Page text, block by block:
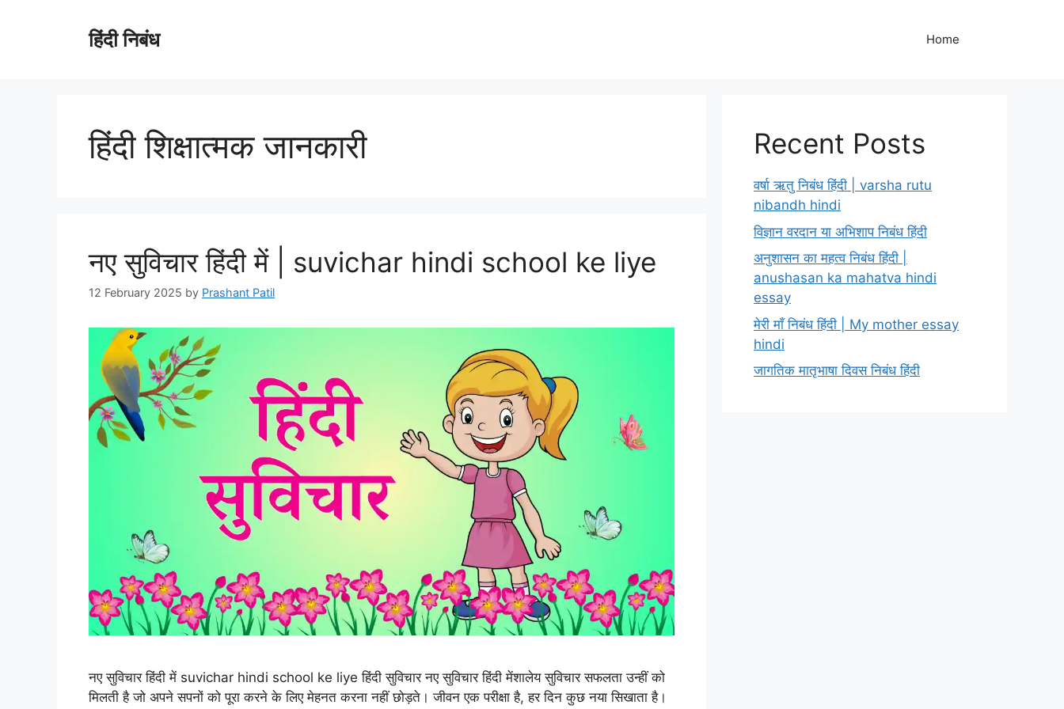
हिंदी निबंध Home
हिंदी शिक्षात्मक जानकारी
नए सुविचार हिंदी में | suvichar hindi school ke liye
12 February 2025 by Prashant Patil
नए सुविचार हिंदी में suvichar hindi school ke liye हिंदी सुविचार नए सुविचार हिंदी मेंशालेय सुविचार सफलता उन्हीं को
मिलती है जो अपने सपनों को पूरा करने के लिए मेहनत करना नहीं छोड़ते। जीवन एक परीक्षा है, हर दिन कुछ नया सिखाता है।
Recent Posts
वर्षा ऋतु निबंध हिंदी | varsha rutu
nibandh hindi
विज्ञान वरदान या अभिशाप निबंध हिंदी
अनुशासन का महत्व निबंध हिंदी |
anushasan ka mahatva hindi
essay
मेरी माँ निबंध हिंदी | My mother essay
hindi
जागतिक मातृभाषा दिवस निबंध हिंदी